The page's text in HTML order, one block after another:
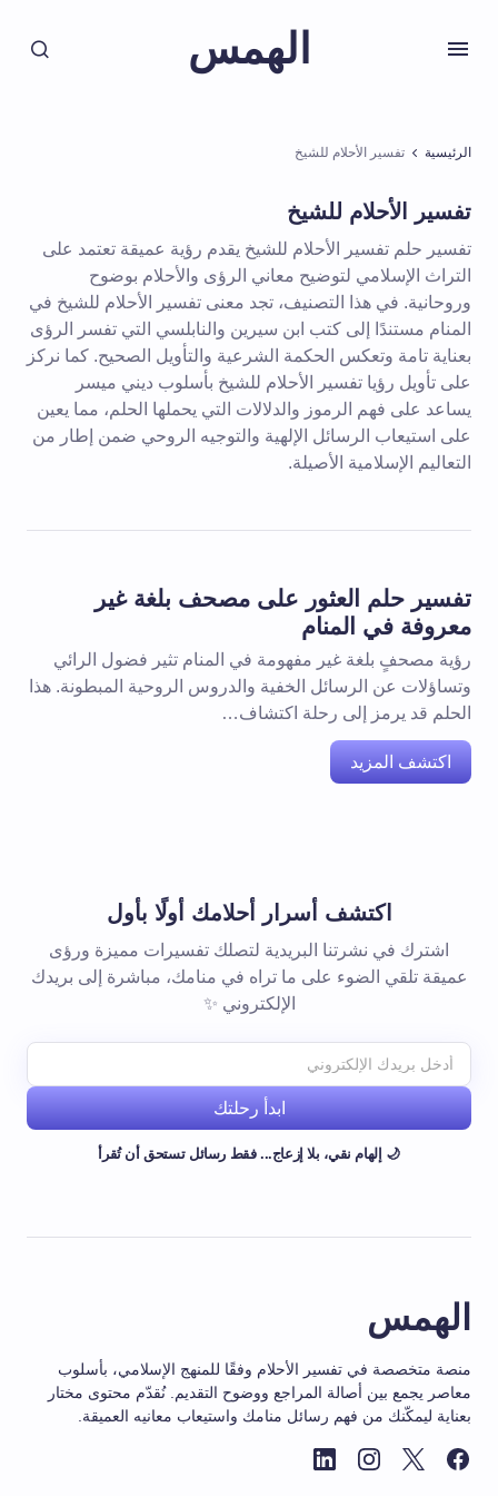
الهمس
الرئيسية تفسير الأحلام للشيخ
تفسير الأحلام للشيخ
تفسير حلم تفسير الأحلام للشيخ يقدم رؤية عميقة تعتمد على
التراث الإسلامي لتوضيح معاني الرؤى والأحلام بوضوح
وروحانية. في هذا التصنيف، تجد معنى تفسير الأحلام للشيخ في
المنام مستندًا إلى كتب ابن سيرين والنابلسي التي تفسر الرؤى
بعناية تامة وتعكس الحكمة الشرعية والتأويل الصحيح. كما نركز
على تأويل رؤيا تفسير الأحلام للشيخ بأسلوب ديني ميسر
يساعد على فهم الرموز والدلالات التي يحملها الحلم، مما يعين
على استيعاب الرسائل الإلهية والتوجيه الروحي ضمن إطار من
التعاليم الإسلامية الأصيلة.
تفسير حلم العثور على مصحف بلغة غير
معروفة في المنام
رؤية مصحفٍ بلغة غير مفهومة في المنام تثير فضول الرائي
وتساؤلات عن الرسائل الخفية والدروس الروحية المبطونة. هذا
الحلم قد يرمز إلى رحلة اكتشاف…
اكتشف المزيد
اكتشف أسرار أحلامك أولًا بأول
اشترك في نشرتنا البريدية لتصلك تفسيرات مميزة ورؤى
عميقة تلقي الضوء على ما تراه في منامك، مباشرة إلى بريدك
الإلكتروني ✨
ابدأ رحلتك
🌙 إلهام نقي، بلا إزعاج... فقط رسائل تستحق أن تُقرأ
الهمس
منصة متخصصة في تفسير الأحلام وفقًا للمنهج الإسلامي، بأسلوب
معاصر يجمع بين أصالة المراجع ووضوح التقديم. نُقدّم محتوى مختار
بعناية ليمكّنك من فهم رسائل منامك واستيعاب معانيه العميقة.